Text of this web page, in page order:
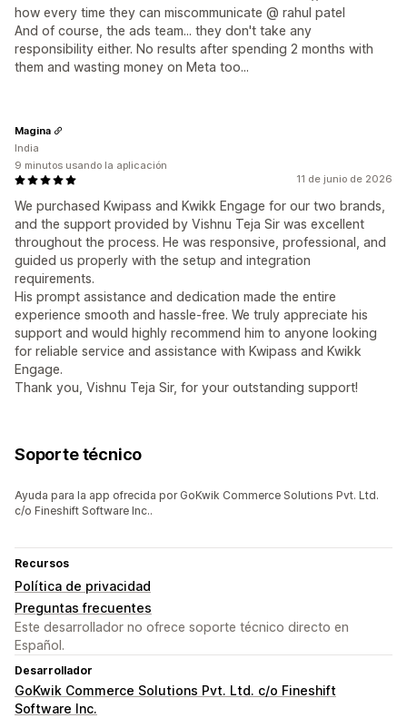
how every time they can miscommunicate @ rahul patel
And of course, the ads team... they don't take any
responsibility either. No results after spending 2 months with
them and wasting money on Meta too...
11 de junio de 2026
We purchased Kwipass and Kwikk Engage for our two brands,
and the support provided by Vishnu Teja Sir was excellent
throughout the process. He was responsive, professional, and
guided us properly with the setup and integration
requirements.
His prompt assistance and dedication made the entire
experience smooth and hassle-free. We truly appreciate his
support and would highly recommend him to anyone looking
for reliable service and assistance with Kwipass and Kwikk
Engage.
Thank you, Vishnu Teja Sir, for your outstanding support!
Magina
India
9 minutos usando la aplicación
Soporte técnico
Ayuda para la app ofrecida por GoKwik Commerce Solutions Pvt. Ltd.
c/o Fineshift Software Inc..
Recursos
Política de privacidad
Preguntas frecuentes
Este desarrollador no ofrece soporte técnico directo en
Español.
Desarrollador
GoKwik Commerce Solutions Pvt. Ltd. c/o Fineshift
Software Inc.